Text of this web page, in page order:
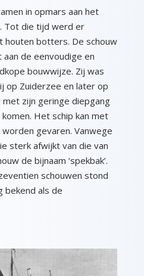
in opmars aan het
Tot die tijd werd er
houten botters. De schouw
de eenvoudige en
bouwwijze. Zij was
op Zuiderzee en later op
zijn geringe diepgang
Het schip kan met
gevaren. Vanwege
sterk afwijkt van die van
de bijnaam ‘spekbak’.
schouwen stond
bekend als de